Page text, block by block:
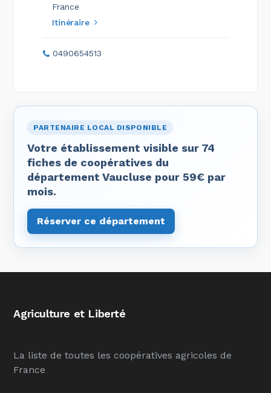
France
Itinéraire
0490654513
PARTENAIRE LOCAL DISPONIBLE
Votre établissement visible sur 74
fiches de coopératives du
département Vaucluse pour 59€ par
mois.
Réserver ce département
Agriculture et Liberté
La liste de toutes les coopératives agricoles de
France